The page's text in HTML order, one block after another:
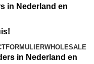
in Nederland en
WHOLESALE
in Nederland en